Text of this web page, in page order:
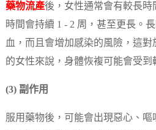
藥物流產後，女性通常會有較長
時間會持續 1 - 2 周，甚至更長。
血，而且會增加感染的風險，這
的女性來說，身體恢複可能會受到
(3) 副作用
服用藥物後，可能會出現惡心、